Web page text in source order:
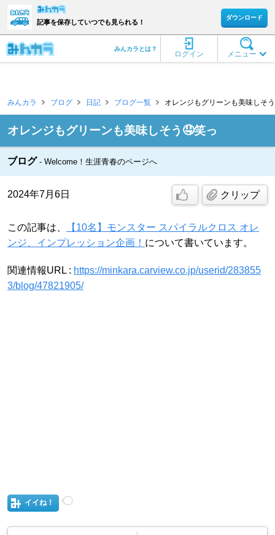
記事を保存していつでも見られる！
ダウンロード
メニュー
ログイン
みんカラとは？
みんカラ ブログ 日記 ブログ一覧 オレンジもグリーンも美味しそ
オレンジもグリーンも美味しそう🤤笑っ
ブログ Welcome！生涯青春のページへ
2024年7月6日 クリップ
この記事は、
【10名】モンスター スパイラルクロス オレ
ンジ、インプレッション企画！ について書いています。
関連情報URL : https://minkara.carview.co.jp/userid/283855
3/blog/47821905/
イイね！